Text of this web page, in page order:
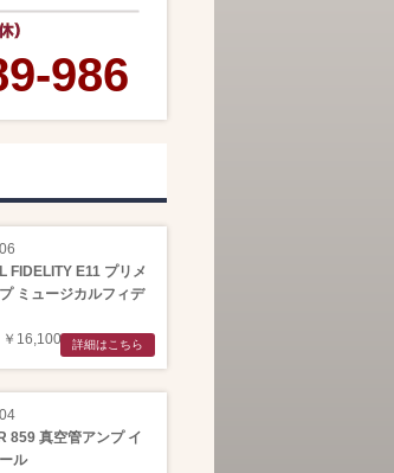
986
FIDELITY E11 プリメ
ミュージカルフィデ
￥16,100
詳細はこちら
859 真空管アンプ イ
ル